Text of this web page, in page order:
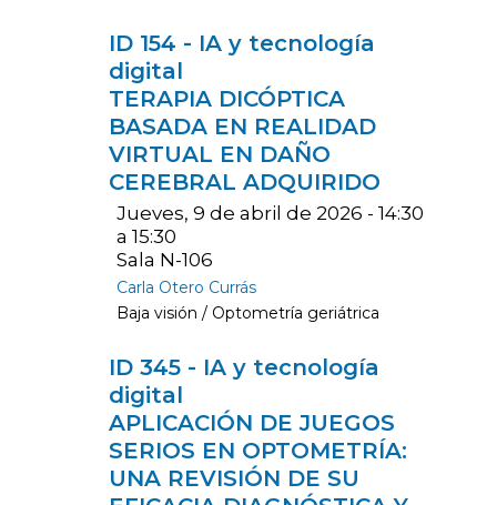
ID 154 - IA y tecnología
digital
TERAPIA DICÓPTICA
BASADA EN REALIDAD
VIRTUAL EN DAÑO
CEREBRAL ADQUIRIDO
Jueves, 9 de abril de 2026 - 14:30
a 15:30
Sala N-106
Carla Otero Currás
Baja visión / Optometría geriátrica
ID 345 - IA y tecnología
digital
APLICACIÓN DE JUEGOS
SERIOS EN OPTOMETRÍA:
UNA REVISIÓN DE SU